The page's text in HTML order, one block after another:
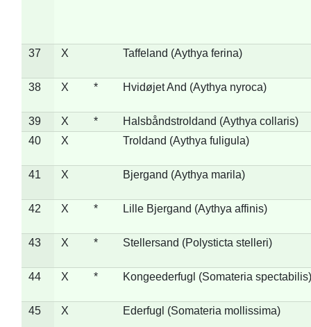
37 X Taffeland (Aythya ferina)
38 X * Hvidøjet And (Aythya nyroca)
39 X *
Halsbåndstroldand (Aythya collaris)
40
X Troldand (Aythya fuligula)
41 X Bjergand (Aythya marila)
42 X * Lille Bjergand (Aythya affinis)
43 X * Stellersand (Polysticta stelleri)
44 X * Kongeederfugl (Somateria spectabilis)
45 X Ederfugl (Somateria mollissima)